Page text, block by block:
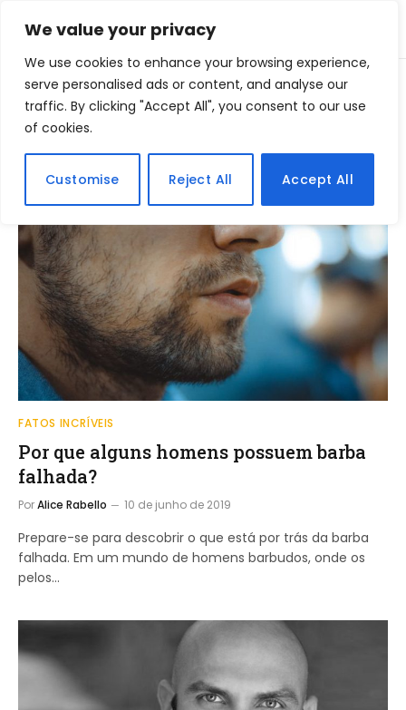
We value your privacy
We use cookies to enhance your browsing experience,
serve personalised ads or content, and analyse our
traffic. By clicking "Accept All", you consent to our use
of cookies.
Customise Reject All Accept All
Home » Posts Tagged "barba"
BROWSING:
FATOS INCRÍVEIS
Por que alguns homens possuem barba
falhada?
PorAlice Rabello 10 de junho de 2019
Prepare-se para descobrir o que está por trás da barba
falhada. Em um mundo de homens barbudos, onde os
pelos…